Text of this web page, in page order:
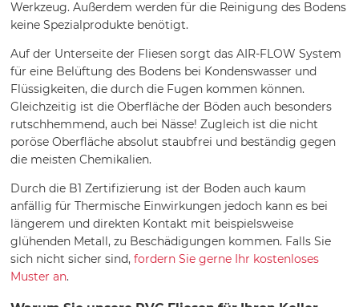
Werkzeug. Außerdem werden für die Reinigung des Bodens
keine Spezialprodukte benötigt.
Auf der Unterseite der Fliesen sorgt das AIR-FLOW System
für eine Belüftung des Bodens bei Kondenswasser und
Flüssigkeiten, die durch die Fugen kommen können.
Gleichzeitig ist die Oberfläche der Böden auch besonders
rutschhemmend, auch bei Nässe! Zugleich ist die nicht
poröse Oberfläche absolut staubfrei und beständig gegen
die meisten Chemikalien.
Durch die B1 Zertifizierung ist der Boden auch kaum
anfällig für Thermische Einwirkungen jedoch kann es bei
längerem und direkten Kontakt mit beispielsweise
glühenden Metall, zu Beschädigungen kommen. Falls Sie
sich nicht sicher sind,fordern Sie gerne Ihr kostenloses
Muster an.